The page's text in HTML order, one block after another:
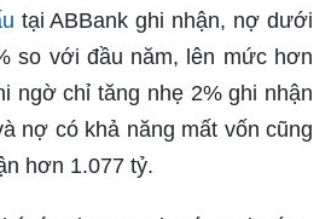
tại ABBank ghi nhận, nợ dưới
so với đầu năm, lên mức hơn
ngờ chỉ tăng nhẹ 2% ghi nhận
nợ có khả năng mất vốn cũng
hơn 1.077 tỷ.